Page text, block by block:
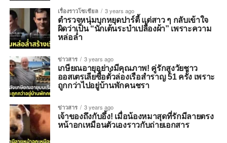
เรื่องราวโซเชียล 3 years ago
ตำรวจหนุ่มบุกหยุดปาร์ตี้ แต่สาว ๆ กลับเข้าใจ
ผิดว่าเป็น “นักเต้นระบำเปลื้องผ้า” เพราะความ
หล่อล่ำ
ข่าวสาร 3 years ago
เกษียณอายุอย่างมีคุณภาพ! คู่รักสูงวัยชาว
ออสเตรเลียซื้อตั๋วล่องเรือสำราญ 51 ครั้ง เพราะ
ถูกกว่าไปอยู่บ้านพักคนชรา
ข่าวสาร 3 years ago
เจ้าของถึงกับอึ้ง! เมื่อน้องหมาสุดที่รักมีลายตรง
หน้าอกเหมือนตัวเองราวกับถ่ายเอกสาร